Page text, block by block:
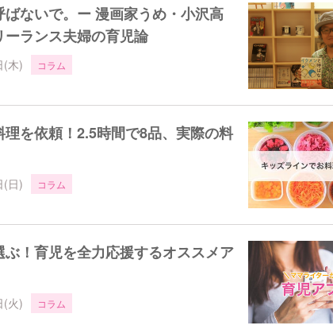
ばないで。ー 漫画家うめ・小沢高
ランス夫婦の育児論
(木) コラム
を依頼！2.5時間で8品、実際の料
(日) コラム
！育児を全力応援するオススメア
(火) コラム